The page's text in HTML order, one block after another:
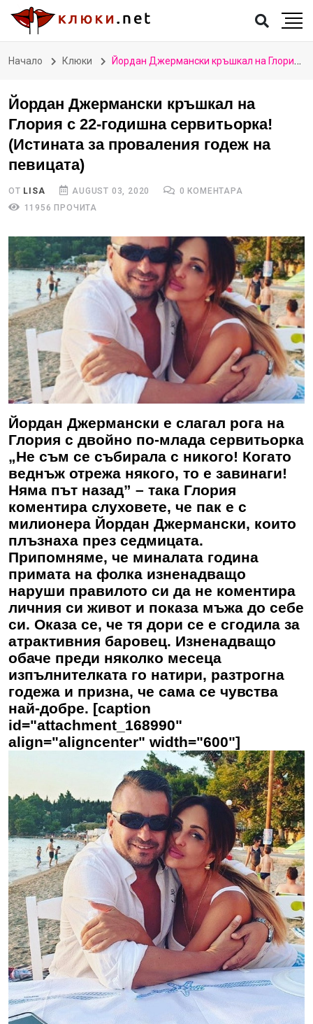
Начало Клюки Йордан Джермански кръшкал на Глория с 22-годишна сервитьорка! (Истината за проваления годеж на певицата)
Йордан Джермански кръшкал на
Глория с 22-годишна сервитьорка!
(Истината за проваления годеж на
певицата)
ОТ LISA AUGUST 03, 2020
0 КОМЕНТАРА
11956 ПРОЧИТА
Йордан Джермански е слагал рога на
Глория с двойно по-млада сервитьорка
„Не съм се събирала с никого! Когато
веднъж отрежа някого, то е завинаги!
Няма път назад” – така Глория
коментира слуховете, че пак е с
милионера Йордан Джермански, които
плъзнаха през седмицата.
Припомняме, че миналата година
примата на фолка изненадващо
наруши правилото си да не коментира
личния си живот и показа мъжа до себе
си. Оказа се, че тя дори се е сгодила за
атрактивния баровец. Изненадващо
обаче преди няколко месеца
изпълнителката го натири, разтрогна
годежа и призна, че сама се чувства
най-добре. [caption
id="attachment_168990"
align="aligncenter" width="600"]